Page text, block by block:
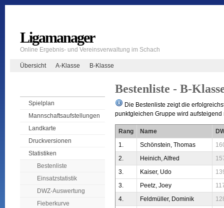
Ligamanager
Online Ergebnis- und Vereinsverwaltung im Schach
Übersicht A-Klasse B-Klasse
Spielplan
Mannschaftsaufstellungen
Landkarte
Druckversionen
Statistiken
Bestenliste
Einsatzstatistik
DWZ-Auswertung
Fieberkurve
Bestenliste - B-
Die Bestenliste zeigt die
punktgleichen Gruppe wird
Rang Name
1.
Schönstein, Thomas
2.
Heinich, Alfred
3.
Kaiser, Udo
3.
Peetz, Joey
4.
Feldmüller, Dominik